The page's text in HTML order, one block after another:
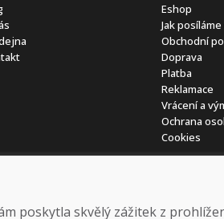
Eshop
Jak
Obchodní
Doprava
Platba
Reklamace
Vrácení a
Ochrana
Cookies
poskytla skvělý zážitek z